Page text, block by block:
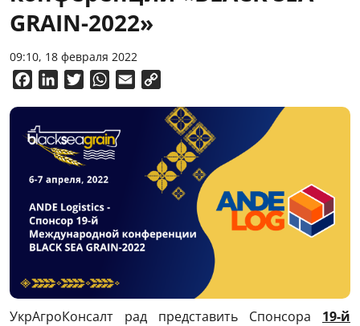
GRAIN-2022»
09:10, 18 февраля 2022
FacebookLinkedInTwitterWhatsApp
Email
УкрАгроКонсалт рад представить Спонсора 19-й